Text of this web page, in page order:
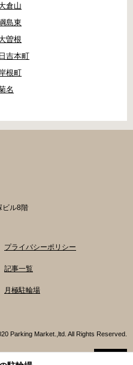
倉山
島東
曽根
日吉本町
岸根町
名
ビル8階
プライバシーポリシー
記事一覧
月極駐輪場
Parking Market.,ltd. All Rights Reserved.